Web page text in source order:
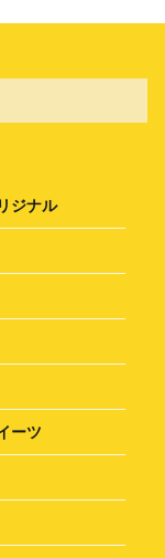
ジナル
ーツ